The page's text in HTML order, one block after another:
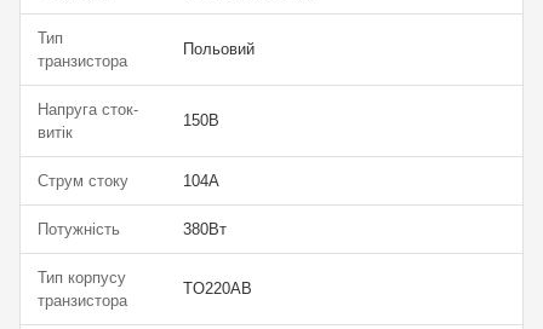
Тип
транзистора
Польовий
Напруга сток-
витік
150В
Струм стоку 104А
Потужність 380Вт
Тип корпусу
транзистора
TO220AB